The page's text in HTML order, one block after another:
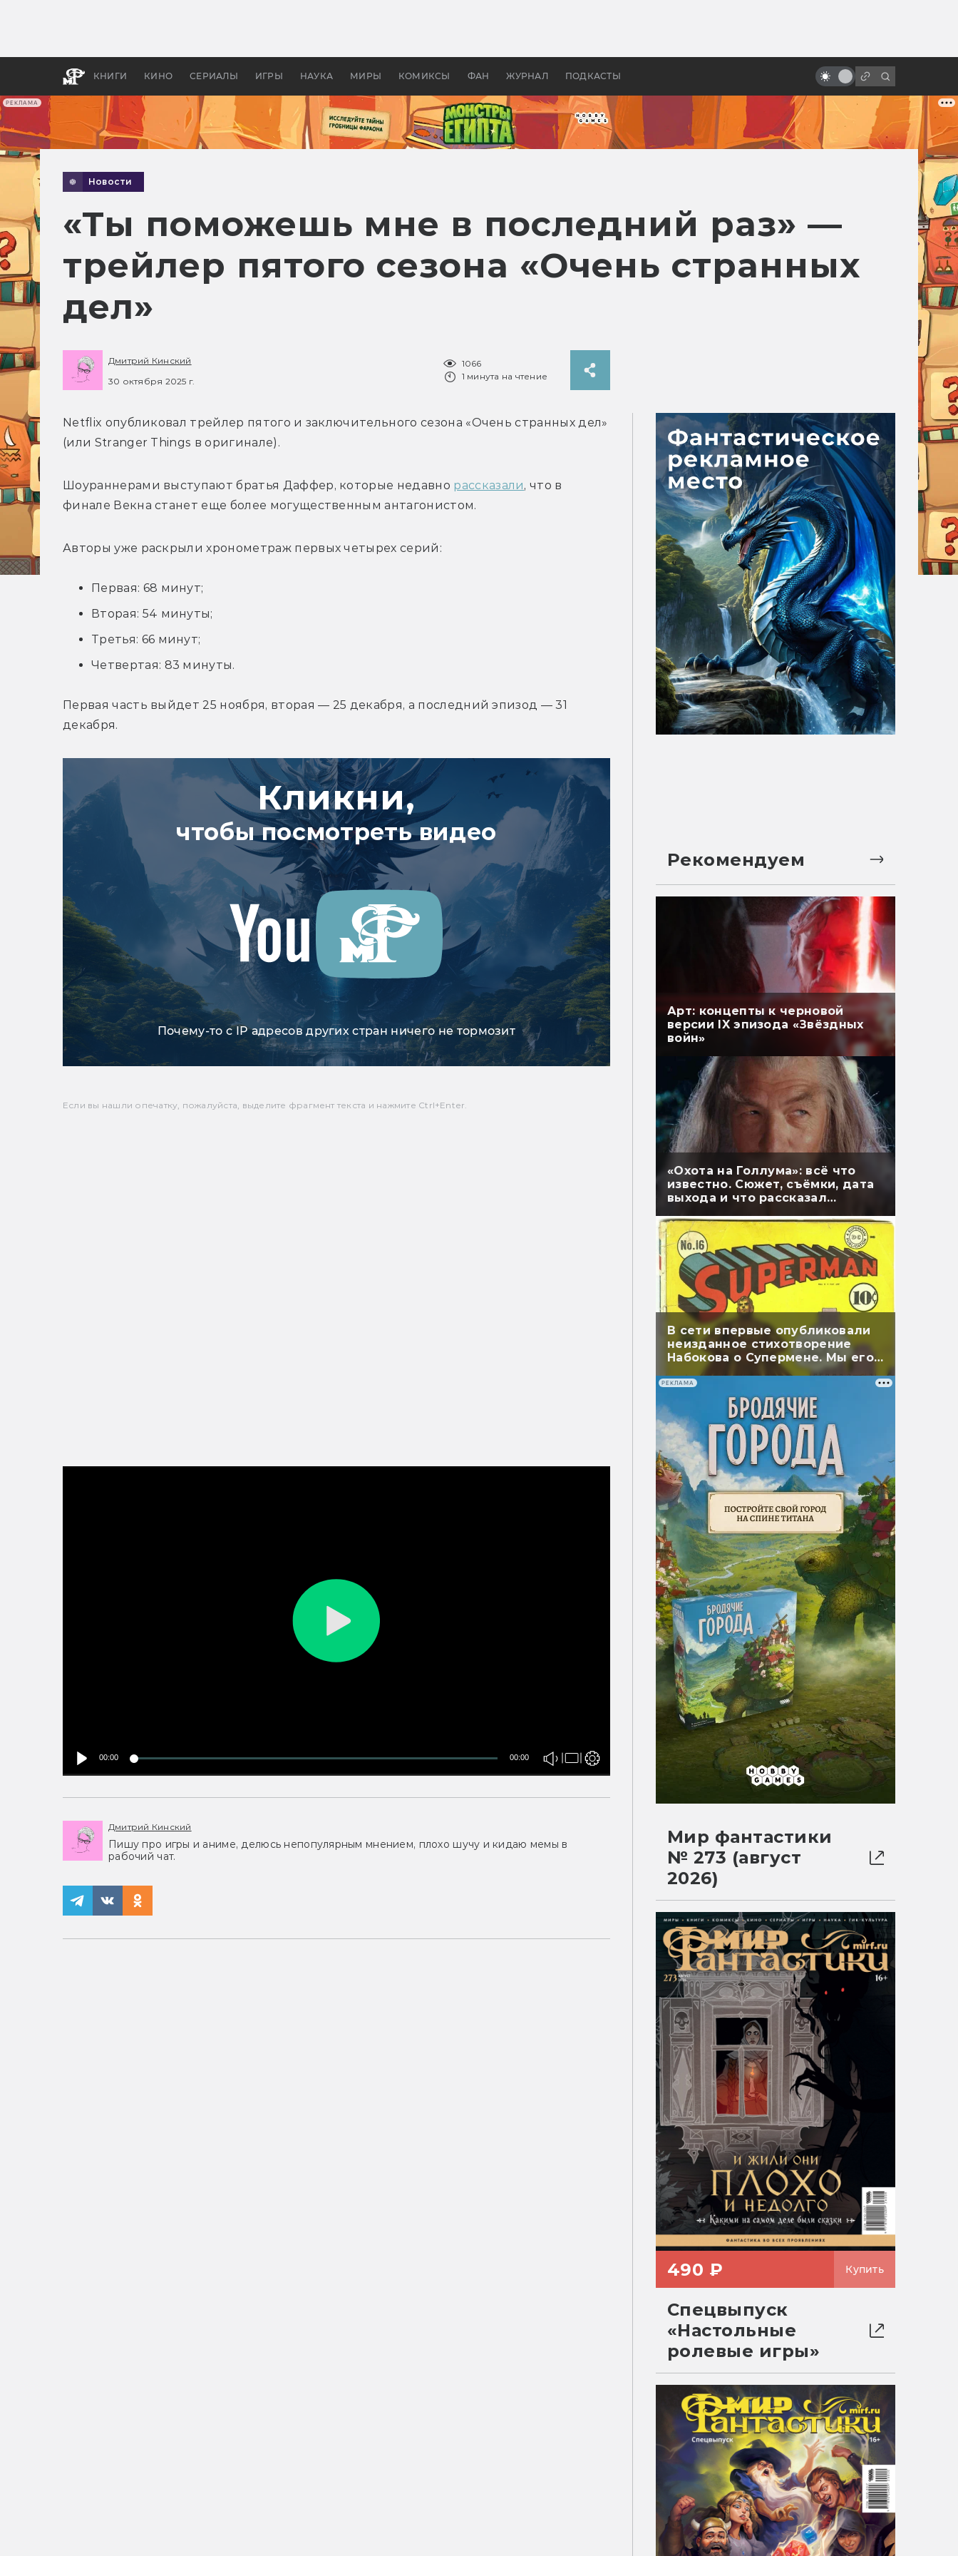
РЕКЛАМА
КНИГИ КИНО СЕРИАЛЫ ИГРЫ НАУКА МИРЫ КОМИКСЫ ФАН ЖУРНАЛ ПОДКАСТЫ
апокалипсис, в России —
бы «Властелина колец»
читаем сценарии
Новости
«Ты поможешь мне в последний раз» —
трейлер пятого сезона «Очень странных
дел»
Дмитрий Кинский
30 октября 2025 г.
1066
1 минута на чтение
Netflix опубликовал трейлер пятого и заключительного сезона «Очень странных дел»
(или Stranger Things в оригинале).
Шоураннерами выступают братья Даффер, которые недавно рассказали, что в
финале Векна станет еще более могущественным антагонистом.
Авторы уже раскрыли хронометраж первых четырех серий:
Первая: 68 минут;
Вторая: 54 минуты;
Третья: 66 минут;
Четвертая: 83 минуты.
Первая часть выйдет 25 ноября, вторая — 25 декабря, а последний эпизод — 31
декабря.
Кликни,
чтобы посмотреть видео
Почему-то с IP адресов других стран ничего не тормозит
Если вы нашли опечатку, пожалуйста, выделите фрагмент текста и нажмите Ctrl+Enter.
00:00 00:00
Дмитрий Кинский
Пишу про игры и аниме, делюсь непопулярным мнением, плохо шучу и кидаю мемы в
рабочий чат.
Рекомендуем
Арт: концепты к черновой
версии IX эпизода «Звёздных
войн»
«Охота на Голлума»: всё что
известно. Сюжет, съёмки, дата
выхода и что рассказал
В сети впервые опубликовали
неизданное стихотворение
Набокова о Супермене. Мы его
перевели
РЕКЛАМА
Мир фантастики
№ 273 (август
2026)
490 ₽ Купить
Спецвыпуск
«Настольные
ролевые игры»